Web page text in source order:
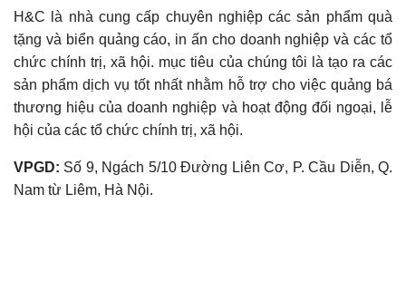
H&C là nhà cung cấp chuyên nghiệp các sản phẩm quà
tặng và biển quảng cáo, in ấn cho doanh nghiệp và các tổ
chức chính trị, xã hội. mục tiêu của chúng tôi là tạo ra các
sản phẩm dịch vụ tốt nhất nhằm hỗ trợ cho việc quảng bá
thương hiệu của doanh nghiệp và hoạt động đối ngoại, lễ
hội của các tổ chức chính trị, xã hội.
VPGD: Số 9, Ngách 5/10 Đường Liên Cơ, P. Cầu Diễn, Q.
Nam từ Liêm, Hà Nội.